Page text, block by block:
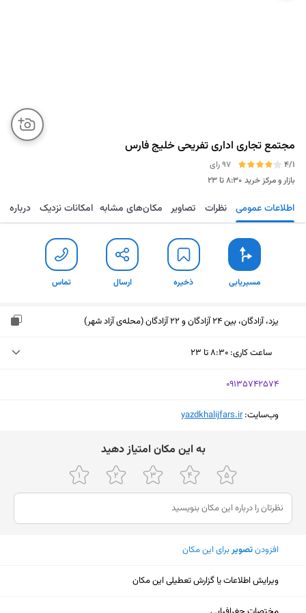
مجتمع تجاری اداری تفریحی خلیج فارس
4/1
97 رای
بازار و مرکز خرید ۸:۳۰ تا ۲۳
مسیریابی ذخیره ارسال تماس اطلاعات عمومی نظرات تصاویر مکان‌های مشابه امکانات نزدیک درباره
مسیریابی ذخیره ارسال تماس
یزد، آزادگان، بین 24 آزادگان و 22 آزادگان (محله‌ی آزاد شهر)
ساعت کاری: ۸:۳۰ تا ۲۳
دوشنبه (امروز)
جمعه
۸:۳۰ تا ۲۲:۴۵
شنبه
۸:۳۰ تا ۲۳
یکشنبه
‎09135742574
وب‌سایت:‎yazdkhalijfars.ir
ﺑﻪ اﯾﻦ ﻣﮑﺎن اﻣﺘﯿﺎز دﻫﯿﺪ
افزودنتصویربرای این مکان
ویرایش اطلاعات یا گزارش تعطیلی این مکان